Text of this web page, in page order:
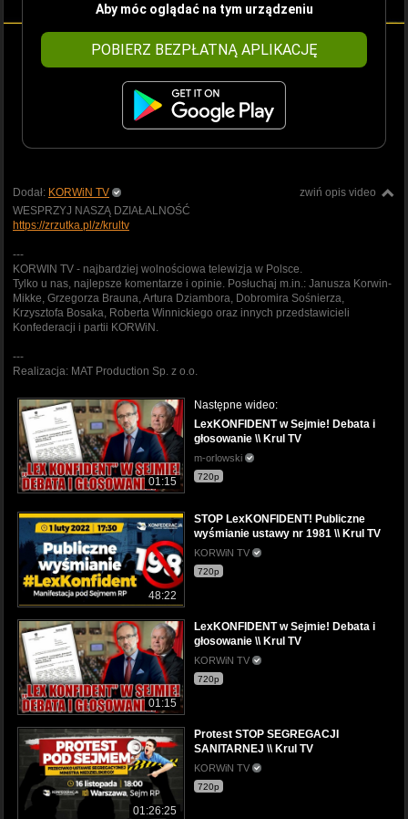
Aby móc oglądać na tym urządzeniu
POBIERZ BEZPŁATNĄ APLIKACJĘ
zwiń opis video
Dodał: KORWiN TV
WESPRZYJ NASZĄ DZIAŁALNOŚĆ
https://zrzutka.pl/z/krultv
---
KORWIN TV - najbardziej wolnościowa telewizja w Polsce.
Tylko u nas, najlepsze komentarze i opinie. Posłuchaj m.in.: Janusza Korwin-
Mikke, Grzegorza Brauna, Artura Dziambora, Dobromira Sośnierza,
Krzysztofa Bosaka, Roberta Winnickiego oraz innych przedstawicieli
Konfederacji i partii KORWiN.
---
Realizacja: MAT Production Sp. z o.o.
01:15
Następne wideo:
LexKONFIDENT w Sejmie! Debata i
głosowanie \\ Krul TV
m-orlowski
720p
48:22
STOP LexKONFIDENT! Publiczne
wyśmianie ustawy nr 1981 \\ Krul TV
KORWiN TV
720p
01:15
LexKONFIDENT w Sejmie! Debata i
głosowanie \\ Krul TV
KORWiN TV
720p
01:26:25
Protest STOP SEGREGACJI
SANITARNEJ \\ Krul TV
KORWiN TV
720p